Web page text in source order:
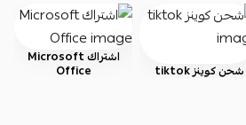
شحن كوينز tiktok
اشتراك Microsoft
Office